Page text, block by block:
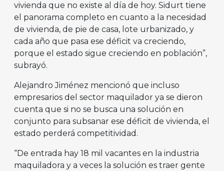
vivienda que no existe al día de hoy. Sidurt tiene
el panorama completo en cuanto a la necesidad
de vivienda, de pie de casa, lote urbanizado, y
cada año que pasa ese déficit va creciendo,
porque el estado sigue creciendo en población”,
subrayó.
Alejandro Jiménez mencionó que incluso
empresarios del sector maquilador ya se dieron
cuenta que si no se busca una solución en
conjunto para subsanar ese déficit de vivienda, el
estado perderá competitividad.
“De entrada hay 18 mil vacantes en la industria
maquiladora y a veces la solución es traer gente